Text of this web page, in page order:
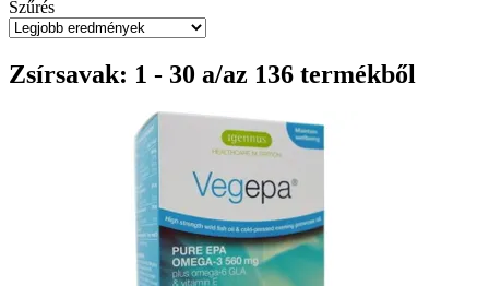
Szűrés
Zsírsavak: 1 - 30 a/az 136 termékből